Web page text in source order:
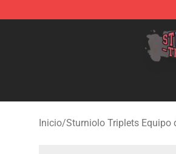
Sturniolo Triplets Shop -
Inicio/Sturniolo Triplets Equipo